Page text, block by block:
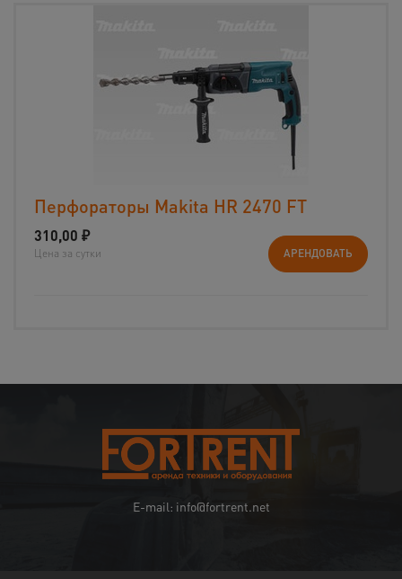
Перфораторы Makita HR 2470 FT
310,00 ₽
Цена за сутки АРЕНДОВАТЬ
E-mail: info@fortrent.net